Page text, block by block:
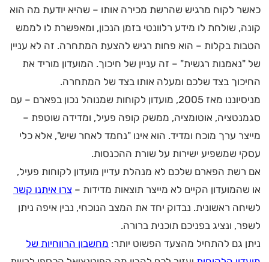
כאשר לקוח מרגיש שהרשת מכירה אותו – שהיא יודעת מה הוא
קונה, שולחת לו מידע רלוונטי בזמן הנכון, ומאפשרת לו לממש
הטבות בקלות – הוא פחות רגיש להצעת המתחרה. זה לא עניין
של "נאמנות רגשית" – זה עניין של חיכוך. המועדון מוריד את
החיכוך בצד שלכם ומעלה אותו בצד של המתחרה.
מניסיוננו מאז 2005, מועדון לקוחות שמנוהל נכון בפארם – עם
סגמנטציה, אוטומציה, ממשק קופה פעיל, ומדידה שוטפת –
מייצר ערך מוכח ומדיד. הוא אינו "נחמד לאחר שיש", אלא כלי
עסקי שמשפיע ישירות על שורת ההכנסות.
אם רשת הפארם שלכם לא מנהלת עדיין מועדון לקוחות פעיל,
או שהמועדון הקיים לא מייצר תוצאות מדידות – צרו איתנו קשר
לשיחה ראשונית. נבדוק יחד את המצב הנוכחי, נבין איפה ניתן
לשפר, ונציג בפניכם תוכנית ברורה.
ניתן גם להתחיל מהצעד הפשוט יותר: מחשבון הרווחיות של